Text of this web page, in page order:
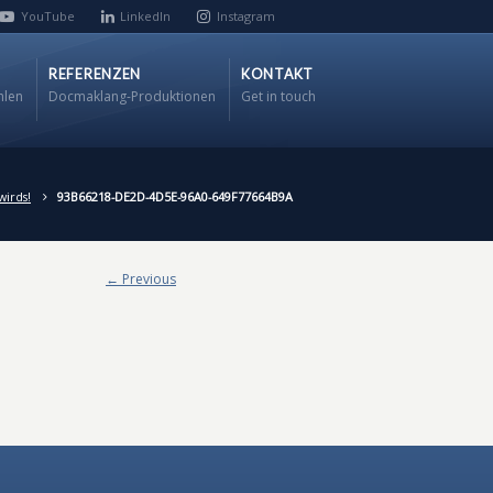
YouTube LinkedIn Instagram
REFERENZEN
Docmaklang-Produktionen
KONTAKT
Get in touch
93B66218-DE2D-4D5E-96A0-649F77664B9A
← Previous